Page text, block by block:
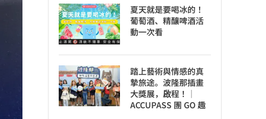
夏天就是要喝冰的！
葡萄酒、精釀啤酒活
動一次看
踏上藝術與情感的真
摯旅途。波隆那插畫
大獎展，啟程！│
ACCUPASS 團 GO 趣